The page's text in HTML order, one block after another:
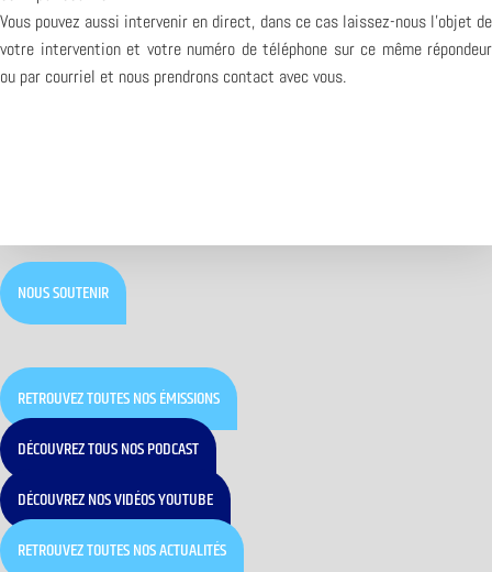
Vous pouvez aussi intervenir en direct, dans ce cas laissez-nous l’objet de
votre intervention et votre numéro de téléphone sur ce même répondeur
ou par courriel et nous prendrons contact avec vous.
NOUS SOUTENIR
RETROUVEZ TOUTES NOS ÉMISSIONS
DÉCOUVREZ TOUS NOS PODCAST
DÉCOUVREZ NOS VIDÉOS YOUTUBE
RETROUVEZ TOUTES NOS ACTUALITÉS